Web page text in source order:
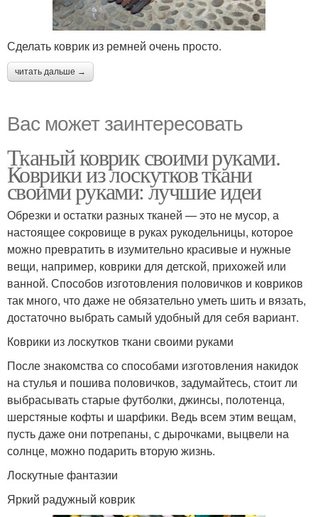
Сделать коврик из ремней очень просто.
читать дальше →
Вас может заинтересовать
Тканый коврик своими руками.
Коврики из лоскутков ткани
своими руками: лучшие идеи
Обрезки и остатки разных тканей — это не мусор, а
настоящее сокровище в руках рукодельницы, которое
можно превратить в изумительно красивые и нужные
вещи, например, коврики для детской, прихожей или
ванной. Способов изготовления половичков и ковриков
так много, что даже не обязательно уметь шить и вязать,
достаточно выбрать самый удобный для себя вариант.
Коврики из лоскутков ткани своими руками
После знакомства со способами изготовления накидок
на стулья и пошива половичков, задумайтесь, стоит ли
выбрасывать старые футболки, джинсы, полотенца,
шерстяные кофты и шарфики. Ведь всем этим вещам,
пусть даже они потрепаны, с дырочками, выцвели на
солнце, можно подарить вторую жизнь.
Лоскутные фантазии
Яркий радужный коврик